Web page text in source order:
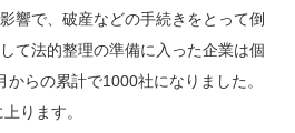
響で、破産などの手続きをとって倒
て法的整理の準備に入った企業は個
らの累計で1000社になりました。
ります。